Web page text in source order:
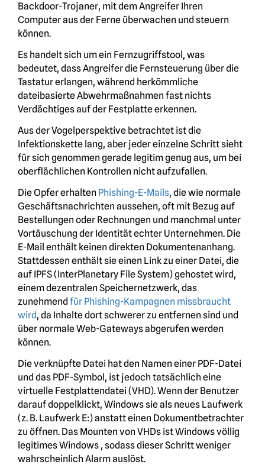
Backdoor-Trojaner, mit dem Angreifer Ihren
Computer aus der Ferne überwachen und steuern
können.
Es handelt sich um ein Fernzugriffstool, was
bedeutet, dass Angreifer die Fernsteuerung über die
Tastatur erlangen, während herkömmliche
dateibasierte Abwehrmaßnahmen fast nichts
Verdächtiges auf der Festplatte erkennen.
Aus der Vogelperspektive betrachtet ist die
Infektionskette lang, aber jeder einzelne Schritt sieht
für sich genommen gerade legitim genug aus, um bei
oberflächlichen Kontrollen nicht aufzufallen.
Die Opfer erhalten Phishing-E-Mails, die wie normale
Geschäftsnachrichten aussehen, oft mit Bezug auf
Bestellungen oder Rechnungen und manchmal unter
Vortäuschung der Identität echter Unternehmen. Die
E-Mail enthält keinen direkten Dokumentenanhang.
Stattdessen enthält sie einen Link zu einer Datei, die
auf IPFS (InterPlanetary File System) gehostet wird,
einem dezentralen Speichernetzwerk, das
zunehmend für Phishing-Kampagnen missbraucht
wird, da Inhalte dort schwerer zu entfernen sind und
über normale Web-Gateways abgerufen werden
können.
Die verknüpfte Datei hat den Namen einer PDF-Datei
und das PDF-Symbol, ist jedoch tatsächlich eine
virtuelle Festplattendatei (VHD). Wenn der Benutzer
darauf doppelklickt, Windows sie als neues Laufwerk
(z. B. Laufwerk E:) anstatt einen Dokumentbetrachter
zu öffnen. Das Mounten von VHDs ist Windows völlig
legitimes Windows , sodass dieser Schritt weniger
wahrscheinlich Alarm auslöst.